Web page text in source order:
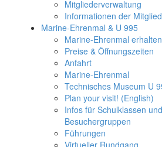
Mitgliederverwaltung
Informationen der
Marine-Ehrenmal & U 995
Marine-Ehrenmal erhalten
Preise & Öffnungszeiten
Anfahrt
Marine-Ehrenmal
Technisches Museum U
Plan your visit! (English)
Infos für Schulklassen
Besuchergruppen
Führungen
Virtueller Rundgang